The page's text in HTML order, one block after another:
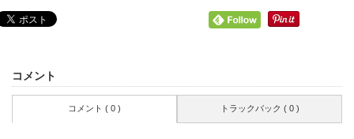
コメント
コメント ( 0 ) トラックバック ( 0 )